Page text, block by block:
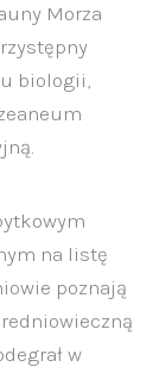
Morza
biologii,
na listę
poznają
w